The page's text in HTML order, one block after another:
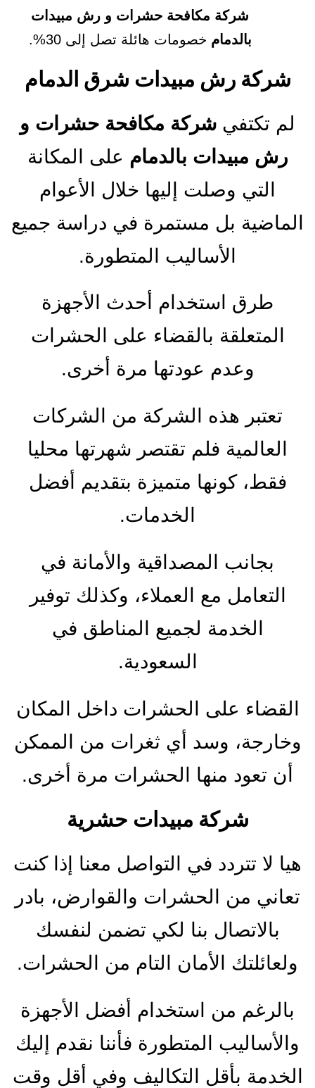
شركة مكافحة حشرات و رش مبيدات
بالدمام خصومات هائلة تصل إلى 30%.
شركة رش مبيدات شرق الدمام
لم تكتفي شركة مكافحة حشرات و
رش مبيدات بالدمام على المكانة
التي وصلت إليها خلال الأعوام
الماضية بل مستمرة في دراسة جميع
الأساليب المتطورة.
طرق استخدام أحدث الأجهزة
المتعلقة بالقضاء على الحشرات
وعدم عودتها مرة أخرى.
تعتبر هذه الشركة من الشركات
العالمية فلم تقتصر شهرتها محليا
فقط، كونها متميزة بتقديم أفضل
الخدمات.
بجانب المصداقية والأمانة في
التعامل مع العملاء، وكذلك توفير
الخدمة لجميع المناطق في
السعودية.
القضاء على الحشرات داخل المكان
وخارجة، وسد أي ثغرات من الممكن
أن تعود منها الحشرات مرة أخرى.
شركة مبيدات حشرية
هيا لا تتردد في التواصل معنا إذا كنت
تعاني من الحشرات والقوارض، بادر
بالاتصال بنا لكي تضمن لنفسك
ولعائلتك الأمان التام من الحشرات.
بالرغم من استخدام أفضل الأجهزة
والأساليب المتطورة فأننا نقدم إليك
الخدمة بأقل التكاليف وفي أقل وقت